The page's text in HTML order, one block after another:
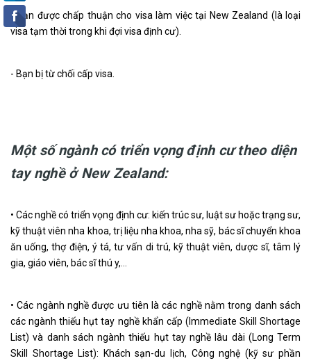
- Bạn được chấp thuận cho visa làm việc tại New Zealand (là loại
visa tạm thời trong khi đợi visa định cư).
- Bạn bị từ chối cấp visa.
Một số ngành có triển vọng định cư theo diện
tay nghề ở New Zealand:
• Các nghề có triển vọng định cư: kiến trúc sư, luật sư hoặc trạng sư,
kỹ thuật viên nha khoa, trị liệu nha khoa, nha sỹ, bác sĩ chuyển khoa
ăn uống, thợ điện, ý tá, tư vấn di trú, kỹ thuật viên, dược sĩ, tâm lý
gia, giáo viên, bác sĩ thú y,…
• Các ngành nghề được ưu tiên là các nghề nằm trong danh sách
các ngành thiếu hụt tay nghề khẩn cấp (Immediate Skill Shortage
List) và danh sách ngành thiếu hụt tay nghề lâu dài (Long Term
Skill Shortage List): Khách sạn-du lịch, Công nghệ (kỹ sư phần